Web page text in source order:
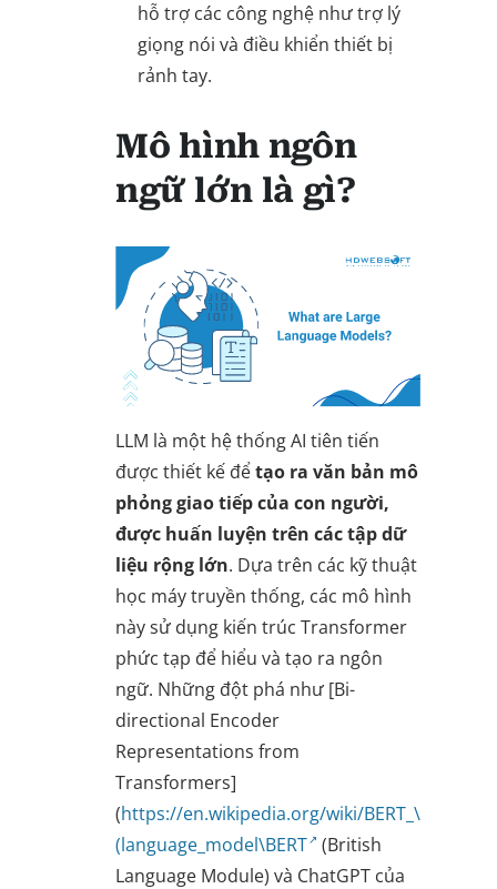
hỗ trợ các công nghệ như trợ lý
giọng nói và điều khiển thiết bị
rảnh tay.
Mô hình ngôn
ngữ lớn là gì?
LLM là một hệ thống AI tiên tiến
được thiết kế đểtạo ra văn bản mô
phỏng giao tiếp của con người,
được huấn luyện trên các tập dữ
liệu rộng lớn. Dựa trên các kỹ thuật
học máy truyền thống, các mô hình
này sử dụng kiến trúc Transformer
phức tạp để hiểu và tạo ra ngôn
ngữ. Những đột phá như [Bi-
directional Encoder
Representations from
Transformers]
(https://en.wikipedia.org/wiki/BERT_\
(language_model\BERT (British
Language Module) và ChatGPT của